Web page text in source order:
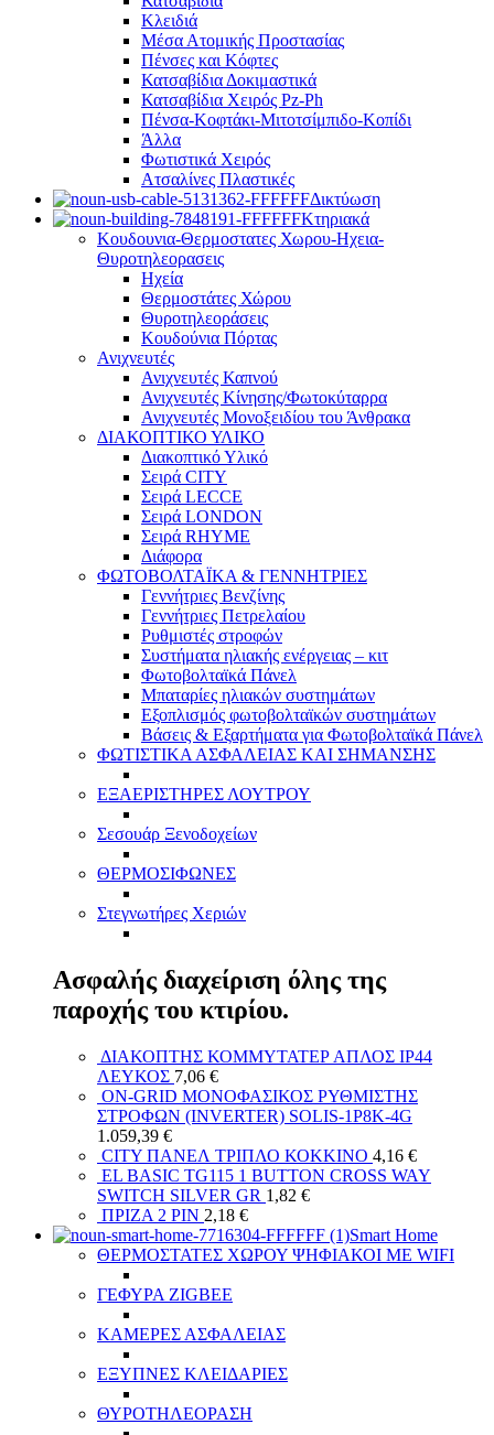
Κλειδιά
Μέσα Ατομικής Προστασίας
Πένσες και Κόφτες
Κατσαβίδια Δοκιμαστικά
Κατσαβίδια Χειρός Pz-Ph
Πένσα-Κοφτάκι-Μιτοτσίμπιδο-Κοπίδι
Άλλα
Φωτιστικά Χειρός
Ατσαλίνες Πλαστικές
Δικτύωση
Κτηριακά
Κουδουνια-Θερμοστατες Χωρου-Ηχεια-
Θυροτηλεορασεις
Ηχεία
Θερμοστάτες Χώρου
Θυροτηλεοράσεις
Κουδούνια Πόρτας
Ανιχνευτές
Ανιχνευτές Καπνού
Ανιχνευτές Κίνησης/Φωτοκύταρρα
Ανιχνευτές Μονοξειδίου του Άνθρακα
ΔΙΑΚΟΠΤΙΚΟ ΥΛΙΚΟ
Διακοπτικό Υλικό
Σειρά CITY
Σειρά LECCE
Σειρά LONDON
Σειρά RHYME
Διάφορα
ΦΩΤΟΒΟΛΤΑΪΚΑ & ΓΕΝΝΗΤΡΙΕΣ
Γεννήτριες Βενζίνης
Γεννήτριες Πετρελαίου
Ρυθμιστές στροφών
Συστήματα ηλιακής ενέργειας – κιτ
Φωτοβολταϊκά Πάνελ
Μπαταρίες ηλιακών συστημάτων
Εξοπλισμός φωτοβολταϊκών συστημάτων
Βάσεις & Εξαρτήματα για Φωτοβολταϊκά Πάνελ
ΦΩΤΙΣΤΙΚΑ ΑΣΦΑΛΕΙΑΣ ΚΑΙ ΣΗΜΑΝΣΗΣ
ΕΞΑΕΡΙΣΤΗΡΕΣ ΛΟΥΤΡΟΥ
Σεσουάρ Ξενοδοχείων
ΘΕΡΜΟΣΙΦΩΝΕΣ
Στεγνωτήρες Χεριών
Ασφαλής διαχείριση όλης της
παροχής του κτιρίου.
ΔΙΑΚΟΠΤΗΣ ΚΟΜΜΥΤΑΤΕΡ ΑΠΛΟΣ IP44
ΛΕΥΚΟΣ 7,06 €
ON-GRID ΜΟΝΟΦΑΣΙΚΟΣ ΡΥΘΜΙΣΤΗΣ
ΣΤΡΟΦΩΝ (INVERTER) SOLIS-1P8K-4G
1.059,39 €
CITY ΠΑΝΕΛ ΤΡΙΠΛΟ ΚΟΚΚΙΝΟ 4,16 €
EL BASIC TG115 1 BUTTON CROSS WAY
SWITCH SILVER GR 1,82 €
ΠΡΙΖΑ 2 PIN 2,18 €
Smart Home
ΘΕΡΜΟΣΤΑΤΕΣ ΧΩΡΟΥ ΨΗΦΙΑΚΟΙ ΜΕ WIFI
ΓΕΦΥΡΑ ZIGBEE
ΚΑΜΕΡΕΣ ΑΣΦΑΛΕΙΑΣ
ΕΞΥΠΝΕΣ ΚΛΕΙΔΑΡΙΕΣ
ΘΥΡΟΤΗΛΕΟΡΑΣΗ